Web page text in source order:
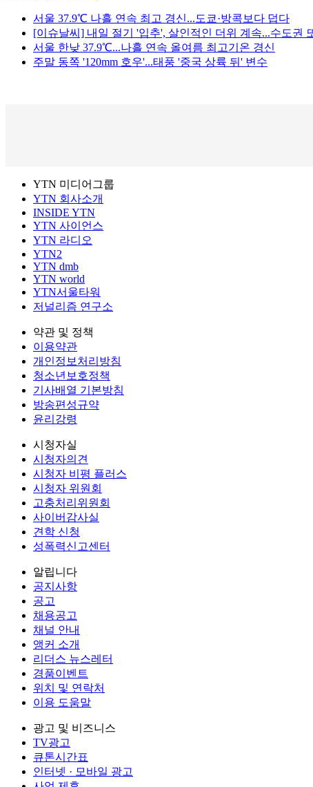
서울 37.9℃ 나흘 연속 최고 경신...도쿄·방콕보다 덥다
[이슈날씨] 내일 절기 '입추', 살인적인 더위 계속...수도권
서울 한낮 37.9℃...나흘 연속 올여름 최고기온 경신
주말 동쪽 '120mm 호우'...태풍 '중국 상륙 뒤' 변수
YTN 미디어그룹
YTN 회사소개
INSIDE YTN
YTN 사이언스
YTN 라디오
YTN2
YTN dmb
YTN world
YTN서울타워
저널리즘 연구소
약관 및 정책
이용약관
개인정보처리방침
청소년보호정책
기사배열 기본방침
방송편성규약
윤리강령
시청자실
시청자의견
시청자 비평 플러스
시청자 위원회
고충처리위원회
사이버감사실
견학 신청
성폭력신고센터
알립니다
공지사항
공고
채용공고
채널 안내
앵커 소개
리더스 뉴스레터
경품이벤트
위치 및 연락처
이용 도움말
광고 및 비즈니스
TV광고
큐톤시간표
인터넷 · 모바일 광고